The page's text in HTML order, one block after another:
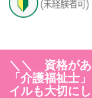
＼＼ 資格が
「介護福祉士
イルも大切に